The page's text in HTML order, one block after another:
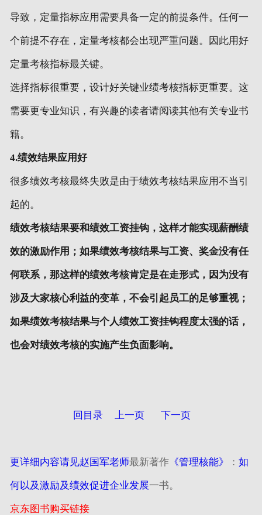
导致，定量指标应用需要具备一定的前提条件。任何一
个前提不存在，定量考核都会出现严重问题。因此用好
定量考核指标最关键。
选择指标很重要，设计好关键业绩考核指标更重要。这
需要更专业知识，有兴趣的读者请阅读其他有关专业书
籍。
4.绩效结果应用好
很多绩效考核最终失败是由于绩效考核结果应用不当引
起的。
绩效考核结果要和绩效工资挂钩，这样才能实现薪酬绩
效的激励作用；如果绩效考核结果与工资、奖金没有任
何联系，那这样的绩效考核肯定是在走形式，因为没有
涉及大家核心利益的变革，不会引起员工的足够重视；
如果绩效考核结果与个人绩效工资挂钩程度太强的话，
也会对绩效考核的实施产生负面影响。
回目录 上一页 下一页
更详细内容请见赵国军老师最新著作《管理核能》 ： 如
何以及激励及绩效促进企业发展一书。
京东图书购买链接